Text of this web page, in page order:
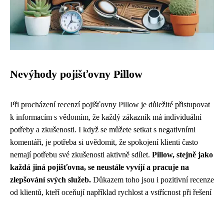
Nevýhody pojišťovny Pillow
Při procházení recenzí pojišťovny Pillow je důležité přistupovat
k informacím s vědomím, že každý zákazník má individuální
potřeby a zkušenosti. I když se můžete setkat s negativními
komentáři, je potřeba si uvědomit, že spokojení klienti často
nemají potřebu své zkušenosti aktivně sdílet. Pillow, stejně jako
každá jiná pojišťovna, se neustále vyvíjí a pracuje na
zlepšování svých služeb. Důkazem toho jsou i pozitivní recenze
od klientů, kteří oceňují například rychlost a vstřícnost při řešení